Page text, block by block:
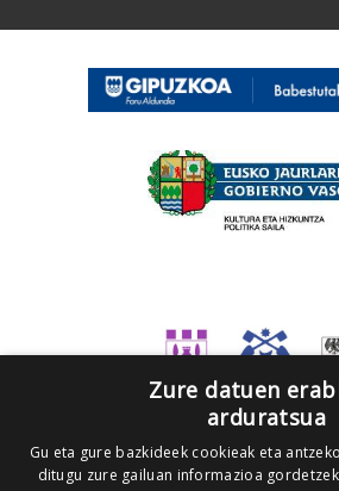
Zure datuen
arduratsua
Gu eta gure bazkideek cookieak eta
ditugu zure gailuan informazioa